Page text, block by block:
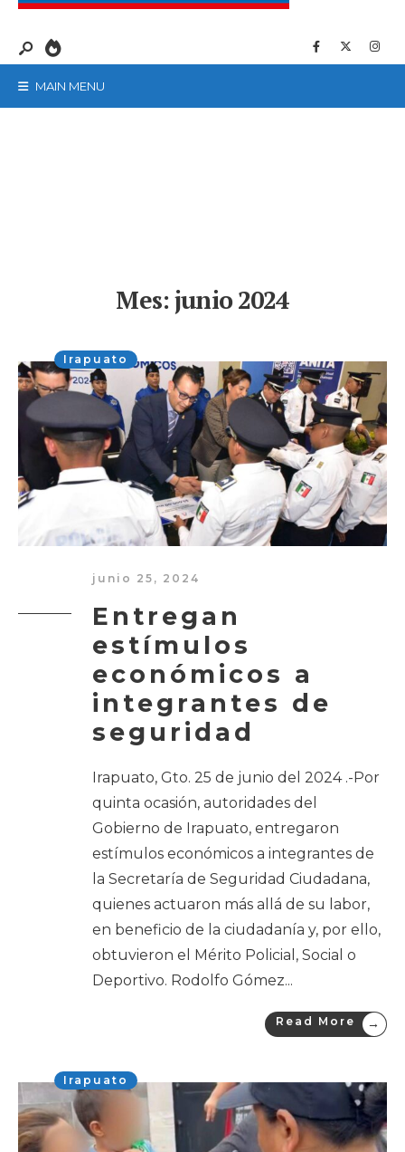
MAIN MENU
Mes:junio 2024
Irapuato
junio 25, 2024
Entregan
estímulos
económicos a
integrantes de
seguridad
Irapuato, Gto. 25 de junio del 2024 .-Por
quinta ocasión, autoridades del
Gobierno de Irapuato, entregaron
estímulos económicos a integrantes de
la Secretaría de Seguridad Ciudadana,
quienes actuaron más allá de su labor,
en beneficio de la ciudadanía y, por ello,
obtuvieron el Mérito Policial, Social o
Deportivo. Rodolfo Gómez...
Read More →
Irapuato